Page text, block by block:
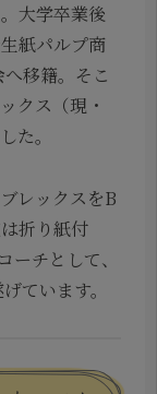
大学卒業後
紙パルプ商
移籍。そこ
クス（現・
た。
レックスをB
折り紙付
ーチとして、
ています。